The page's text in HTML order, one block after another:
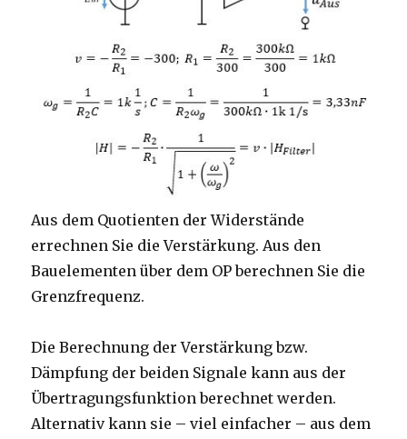
Aus dem Quotienten der Widerstände
errechnen Sie die Verstärkung. Aus den
Bauelementen über dem OP berechnen Sie die
Grenzfrequenz.
Die Berechnung der Verstärkung bzw.
Dämpfung der beiden Signale kann aus der
Übertragungsfunktion berechnet werden.
Alternativ kann sie – viel einfacher – aus dem